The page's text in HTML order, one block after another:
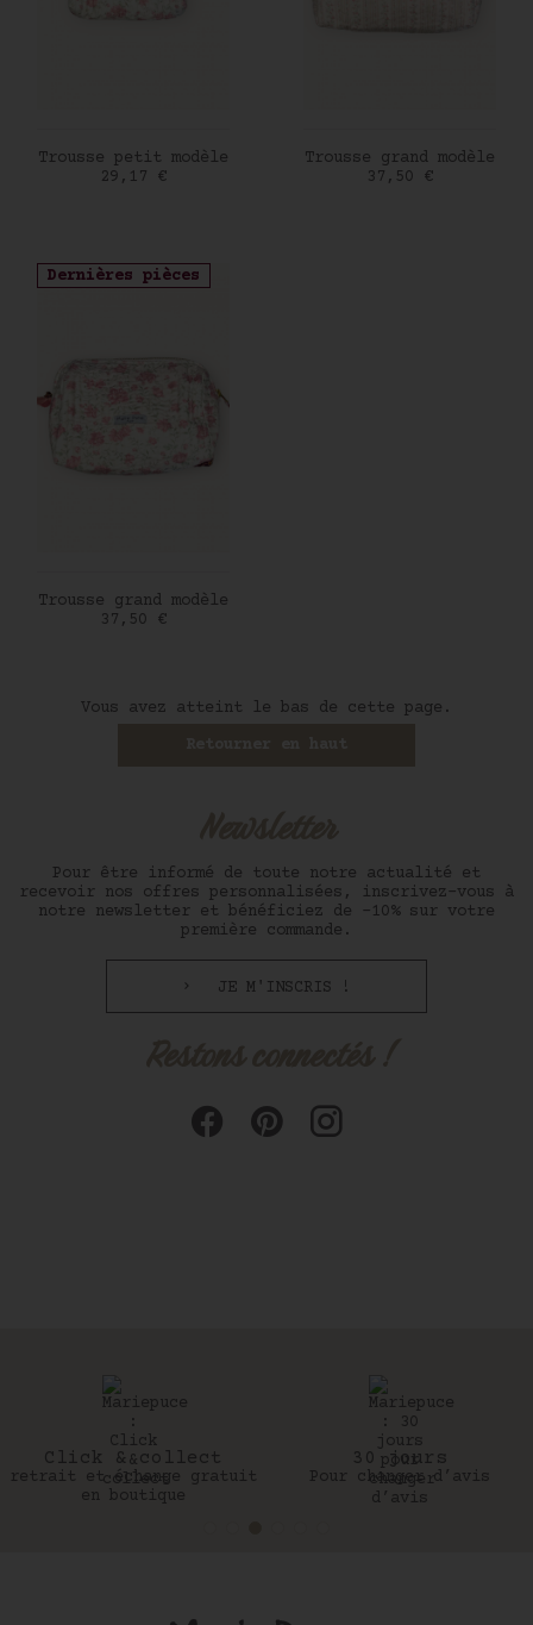
AJOUTER AU PANIER
Trousse petit modèle
Prix
29,17 €
AJOUTER AU PANIER
Trousse grand modèle
Prix
37,50 €
Dernières pièces
AJOUTER AU PANIER
Trousse grand modèle
Prix
37,50 €
Vous avez atteint le bas de cette page.
Pour être informé de toute notre actualité et
recevoir nos offres personnalisées, inscrivez-vous à
notre newsletter et bénéficiez de -10% sur votre
première commande.
JE M'INSCRIS !
Click & collect
retrait et échange gratuit
en boutique
30 jours
Pour changer d’avis